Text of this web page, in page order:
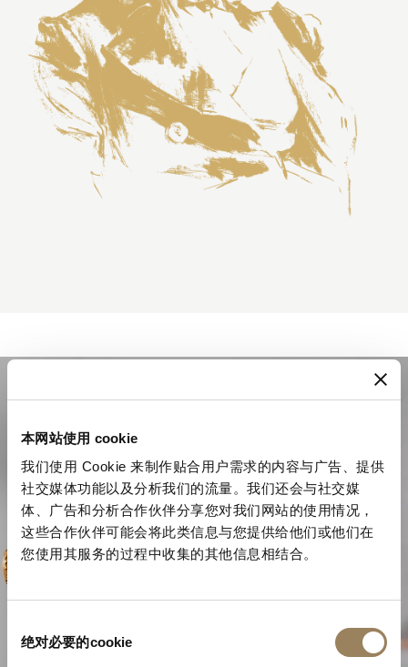
本网站使用 cookie
我们使用 Cookie 来制作贴合用户需求的内容与广告、提供
社交媒体功能以及分析我们的流量。我们还会与社交媒
体、广告和分析合作伙伴分享您对我们网站的使用情况，
这些合作伙伴可能会将此类信息与您提供给他们或他们在
您使用其服务的过程中收集的其他信息相结合。
绝对必要的cookie宝玑的复杂制表技艺